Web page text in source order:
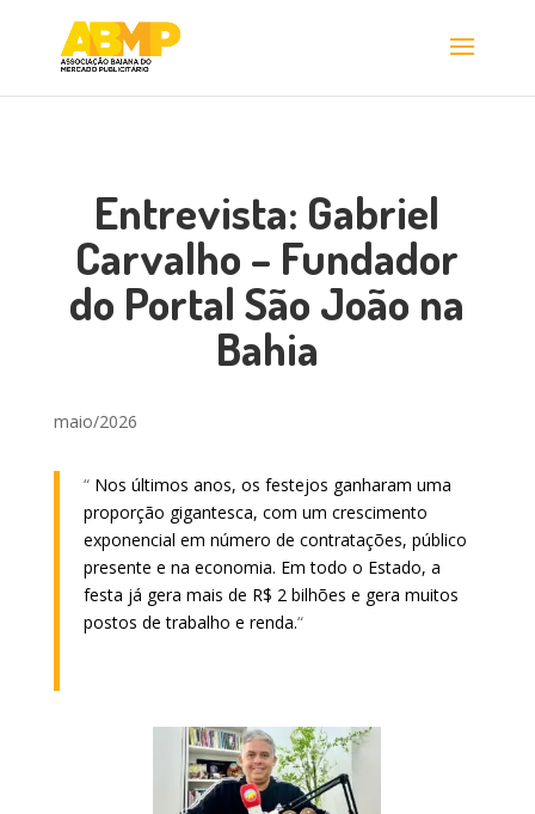
Entrevista: Gabriel
Carvalho – Fundador
do Portal São João na
Bahia
maio/2026
“Nos últimos anos, os festejos ganharam uma
proporção gigantesca, com um crescimento
exponencial em número de contratações, público
presente e na economia. Em todo o Estado, a
festa já gera mais de R$ 2 bilhões e gera muitos
postos de trabalho e renda.“